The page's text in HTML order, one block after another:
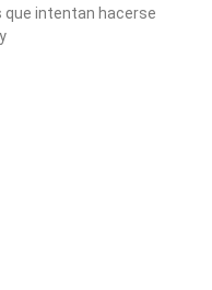
que intentan hacerse